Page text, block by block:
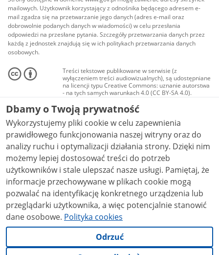
mailowych. Użytkownik korzystający z odnośnika będącego adresem e-
mail zgadza się na przetwarzanie jego danych (adres e-mail oraz
dobrowolnie podanych danych w wiadomości) w celu przesłania
odpowiedzi na przesłane pytania. Szczegóły przetwarzania danych przez
każdą z jednostek znajdują się w ich politykach przetwarzania danych
osobowych.
Treści tekstowe publikowane w serwisie (z
wyłączeniem treści audiowizualnych), są udostępniane
na licencji typu Creative Commons: uznanie autorstwa
- na tych samych warunkach 4.0 (CC BY-SA 4.0).
Materiały audiowizualne, w tym zdjęcia, materiały
audio i wideo, są udostępniane na licencji typu
Creative Commons: uznanie autorstwa użycie
niekomercyjne - bez utworów zależnych 4.0 (CC BY-
NC-ND 4.0), o ile nie jest to stwierdzone inaczej.
Dbamy o Twoją prywatność
Wykorzystujemy pliki cookie w celu zapewnienia
prawidłowego funkcjonowania naszej witryny oraz do
analizy ruchu i optymalizacji działania strony. Dzięki nim
możemy lepiej dostosować treści do potrzeb
użytkowników i stale ulepszać nasze usługi. Pamiętaj, że
informacje przechowywane w plikach cookie mogą
pozwalać na identyfikację konkretnego urządzenia lub
przeglądarki użytkownika, a więc potencjalnie stanowić
dane osobowe. Polityka cookies
Odrzuć